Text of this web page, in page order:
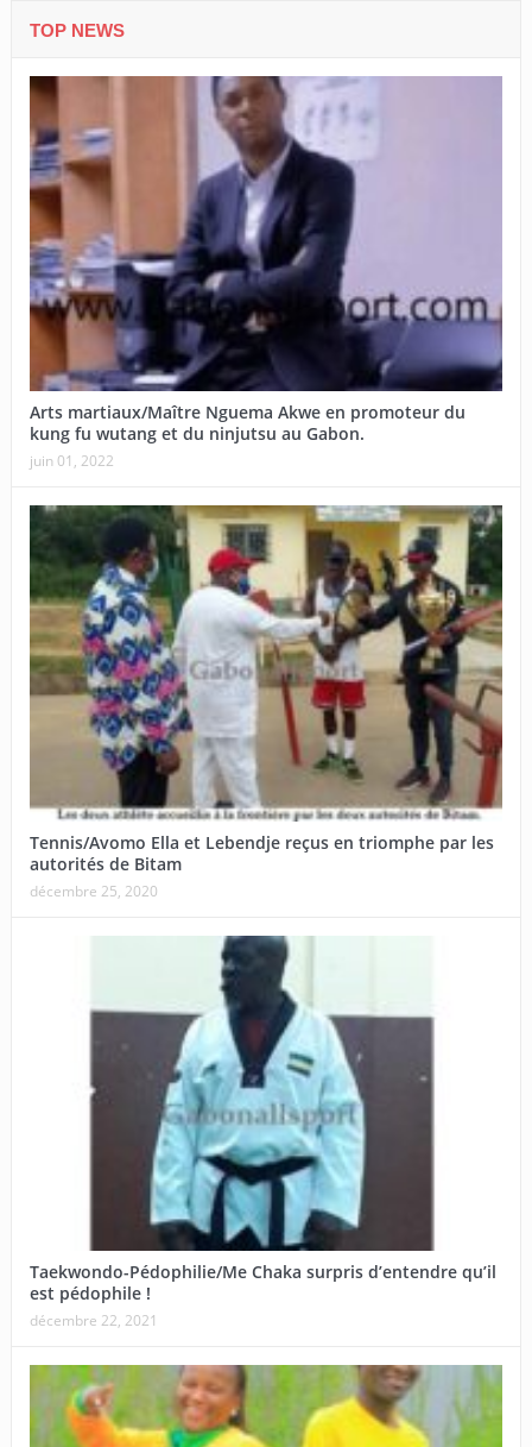
TOP NEWS
Arts martiaux/Maître Nguema Akwe en promoteur du
kung fu wutang et du ninjutsu au Gabon.
juin 01, 2022
Tennis/Avomo Ella et Lebendje reçus en triomphe par les
autorités de Bitam
décembre 25, 2020
Taekwondo-Pédophilie/Me Chaka surpris d’entendre qu’il
est pédophile !
décembre 22, 2021